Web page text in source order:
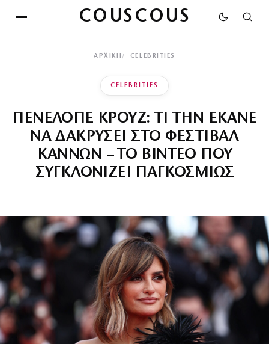
COUSCOUS
ΑΡΧΙΚΉ CELEBRITIES
CELEBRITIES
ΠΕΝΕΛΟΠΕ ΚΡΟΥΖ: ΤΙ ΤΗΝ ΕΚΑΝΕ
ΝΑ ΔΑΚΡΥΣΕΙ ΣΤΟ ΦΕΣΤΙΒΑΛ
ΚΑΝΝΩΝ – ΤΟ ΒΙΝΤΕΟ ΠΟΥ
ΣΥΓΚΛΟΝΙΖΕΙ ΠΑΓΚΟΣΜΙΩΣ